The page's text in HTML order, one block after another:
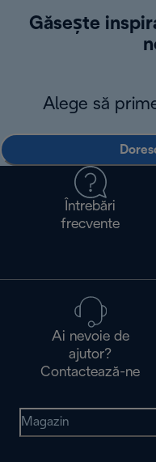
Găsește
Alege să
Întrebări
frecvente
Ai nevoie de
ajutor?
Contactează-ne
Magazin